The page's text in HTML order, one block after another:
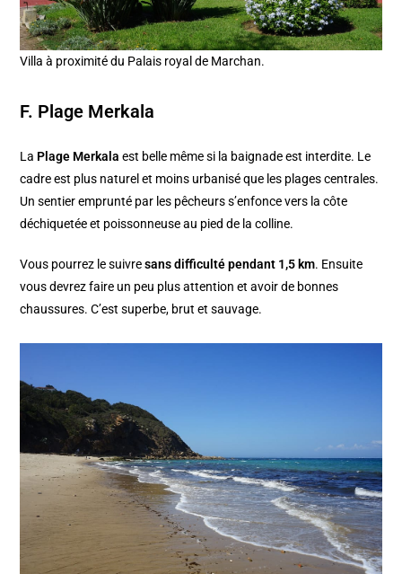
Villa à proximité du Palais royal de Marchan.
F. Plage Merkala
La Plage Merkala est belle même si la baignade est interdite. Le
cadre est plus naturel et moins urbanisé que les plages centrales.
Un sentier emprunté par les pêcheurs s’enfonce vers la côte
déchiquetée et poissonneuse au pied de la colline.
Vous pourrez le suivresans difficulté pendant 1,5 km. Ensuite
vous devrez faire un peu plus attention et avoir de bonnes
chaussures. C’est superbe, brut et sauvage.